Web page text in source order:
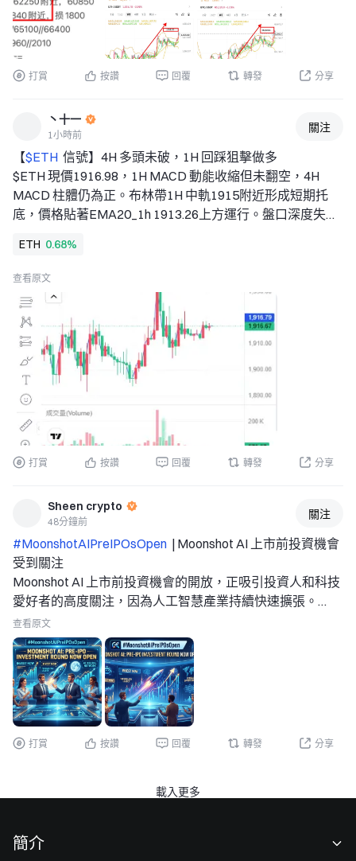
打賞 按讚 回覆 轉發 分享
丶十一
1小時前
關注
【$ETH 信號】4H 多頭未破，1H 回踩狙擊做多
$ETH 現價1916.98，1H MACD 動能收縮但未翻空，4H
MACD 柱體仍為正。布林帶1H 中軌1915附近形成短期托
底，價格貼著EMA20_1h 1913.26上方運行。盤口深度失
量能並未放大。
🎯方向：做多
⚡入場/掛單：1911.7857 - 1916.9800
🛑止損：1897.8102
🚀目標1：1945.7347
🚀目標2：1960.1121
🛡️交易管理：
- 執行策略：到達目標1後減倉50%，並將止損上移至保本
位。若價格跌回入場位，自動離場，保護本金。
深度邏輯：4H RSI 60.77，多頭動能仍占據主動。1H RSI
55.42，回落至中值附近並未失控。資金費率0.0016%，槓
桿多頭尚未擁擠。OI 趨勢穩定，價格回踩但未引發持倉量
1906.75，止損控制在1%以內，盈虧比1.5值得參與。
查看即時行情 👇 $ETH
---
關注我：獲取更多加密市場即時分析與洞察！
#MoonshotAIPreIPOs开启 #非农爆雷降息预期逆转 #宇树
发行价150.80元中一签能赚多少
$BTC $ETH $SOL
ETH 0.68%
查看原文
打賞 按讚 回覆 轉發 分享
Sheen crypto
48分鐘前
關注
#MoonshotAIPreIPOsOpen | Moonshot AI 上市前投資機會
受到關注
Moonshot AI 上市前投資機會的開放，正吸引投資人和科技
愛好者的高度關注，因為人工智慧產業持續快速擴張。
Moonshot AI 以專注於先進 AI 模型和智慧應用程式而聞
名，已成為下一代 AI 發展中受到密切關注的公司之一。
為何 Moonshot AI 具有重要性
人工智慧正成為主要投資主題，雲端運算、自動化、企業軟
體、資料分析和消費者應用程式等領域的需求持續成長。開
發強大 AI 模型的公司，有潛力受益於這項長期的科技轉
型。
Moonshot AI 的上市前投資機會，讓投資人在潛在公開上市
與公開交易股票不同的風險，包括流動性有限、估值不確定
多項因素可能影響 Moonshot AI 未來的估值：
查看原文
打賞 按讚 回覆 轉發 分享
載入更多
簡介